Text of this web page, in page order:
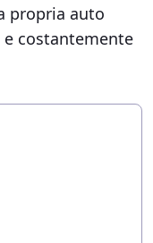
propria auto
e costantemente